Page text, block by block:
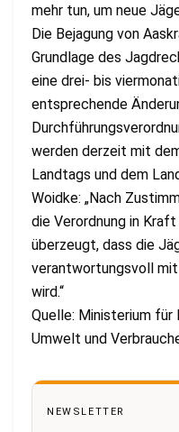
mehr tun, um neue
Die Bejagung von
Grundlage des
eine drei- bis
entsprechende
werden derzeit mit
Landtags und dem
Woidke: „Nach
die Verordnung in
überzeugt, dass die
verantwortungsvoll
wird.“
Quelle: Ministerium für
Umwelt und
NEWSLETTER